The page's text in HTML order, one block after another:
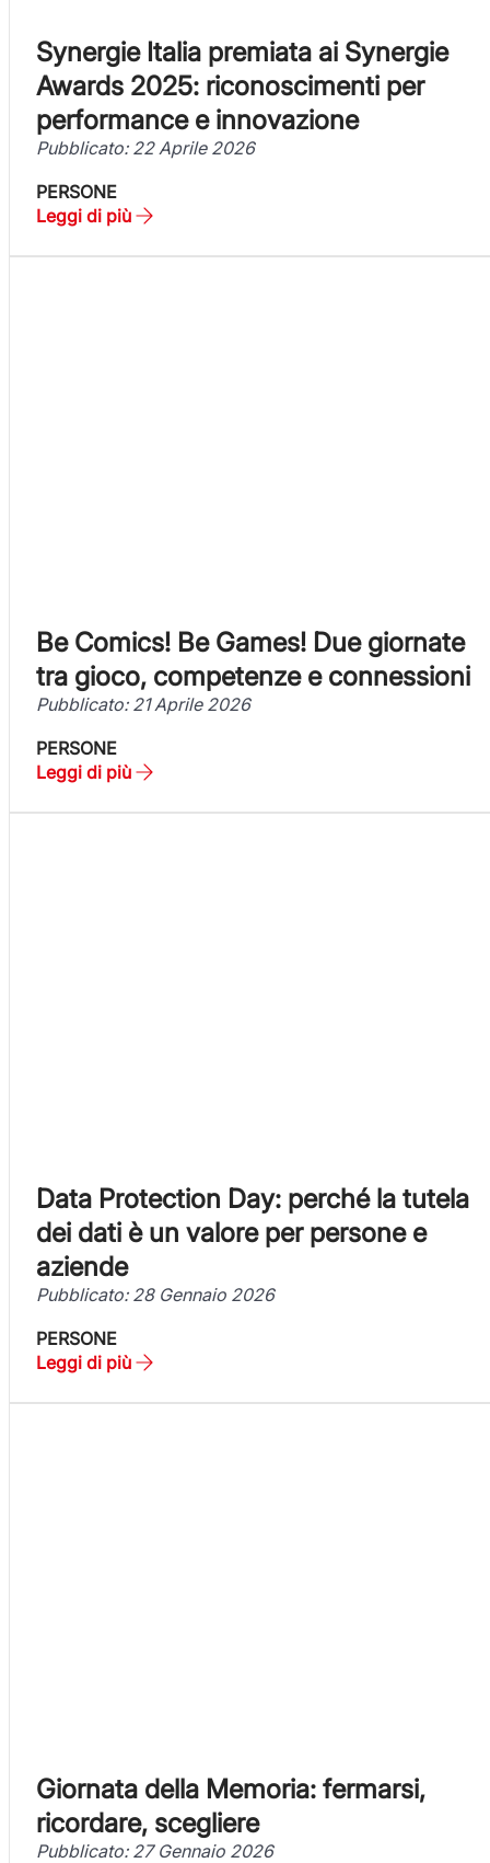
Synergie Italia premiata ai Synergie
Awards 2025: riconoscimenti per
performance e innovazione
Pubblicato: 22 Aprile 2026
PERSONE
Leggi di più
Be Comics! Be Games! Due giornate
tra gioco, competenze e connessioni
Pubblicato: 21 Aprile 2026
PERSONE
Leggi di più
Data Protection Day: perché la tutela
dei dati è un valore per persone e
aziende
Pubblicato: 28 Gennaio 2026
PERSONE
Leggi di più
Giornata della Memoria: fermarsi,
ricordare, scegliere
Pubblicato: 27 Gennaio 2026